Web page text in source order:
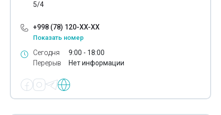
Деловые сумки
Деревообрабатывающая промышленность
Детские товары
Ежедневники
5/4
+998 (78) 120-XX-XX
Показать номер
Сегодня
Перерыв
9:00 - 18:00
Нет информации